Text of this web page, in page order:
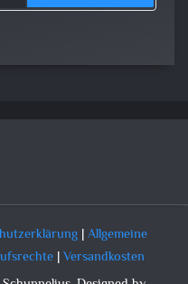
|Allgemeine
|Versandkosten